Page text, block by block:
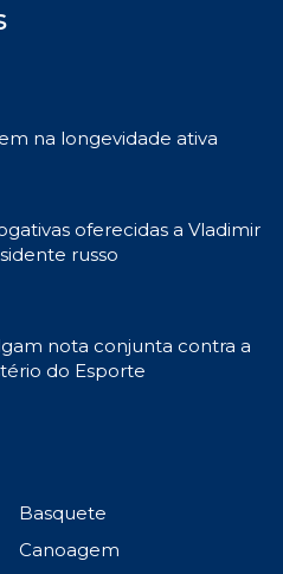
na longevidade ativa
oferecidas a Vladimir
russo
nota conjunta contra a
do Esporte
Basquete
Canoagem